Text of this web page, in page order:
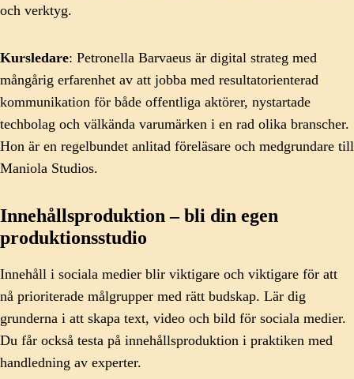
och verktyg.
Kursledare: Petronella Barvaeus är digital strateg med
mångårig erfarenhet av att jobba med resultatorienterad
kommunikation för både offentliga aktörer, nystartade
techbolag och välkända varumärken i en rad olika branscher.
Hon är en regelbundet anlitad föreläsare och medgrundare till
Maniola Studios.
Innehållsproduktion – bli din egen
produktionsstudio
Innehåll i sociala medier blir viktigare och viktigare för att
nå prioriterade målgrupper med rätt budskap. Lär dig
grunderna i att skapa text, video och bild för sociala medier.
Du får också testa på innehållsproduktion i praktiken med
handledning av experter.